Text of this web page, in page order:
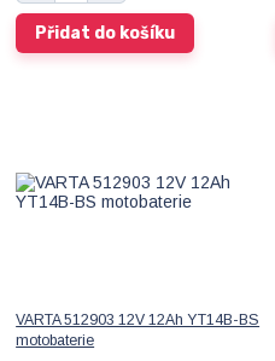
Přidat do košíku
VARTA 512903 12V 12Ah YT14B-BS
motobaterie